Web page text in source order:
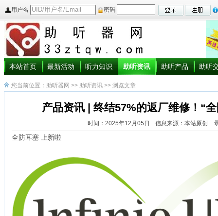
用户名 密码
本站首页 最新活动 听力知识 助听资讯 助听产品 助听
您当前位置： 助听器网 >> 助听资讯>> 浏览文章
产品资讯 | 终结57%的返厂维修！“
时间：2025年12月05日 信息来源：本站原创
全防耳塞 上新啦